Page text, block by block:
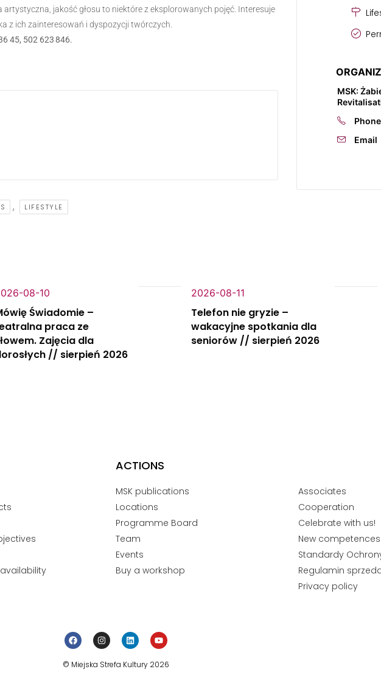
jakość głosu to niektóre z eksplorowanych pojęć. Interesuje
z ich zainteresowań i dyspozycji twórczych.
45, 502 623 846.
, LIFESTYLE
MSK:
Phone
Email
08-10
Świadomie –
praca ze
Zajęcia dla
// sierpień 2026
2026-08-11
Telefon nie gryzie –
wakacyjne spotkania dla
seniorów // sierpień 2026
ACTIONS
MSK publications
Locations
Programme Board
Team
Events
Buy a workshop
Associates
Cooperation
Celebrate with us!
New competences
Standardy
Regulamin
Privacy policy
© Miejska Strefa Kultury 2026